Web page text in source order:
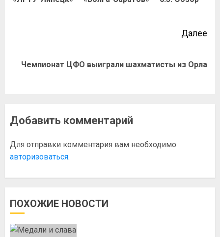
Далее
Чемпионат ЦФО выиграли шахматисты из Орла
Добавить комментарий
Для отправки комментария вам необходимо
авторизоваться.
ПОХОЖИЕ НОВОСТИ